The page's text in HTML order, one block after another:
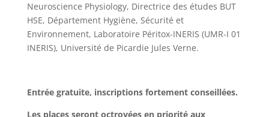
Neuroscience Physiology, Directrice des études BUT
HSE, Département Hygiène, Sécurité et
Environnement, Laboratoire Péritox-INERIS (UMR-I 01
INERIS), Université de Picardie Jules Verne.
Entrée gratuite, inscriptions fortement conseillées.
Les places seront octroyées en priorité aux